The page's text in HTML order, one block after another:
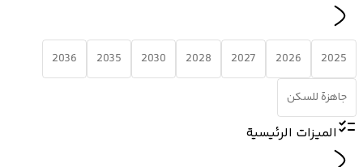
2025
2026
2027
2028
2030
2035
2036
جاهزة للسكن
الميزات الرئيسية